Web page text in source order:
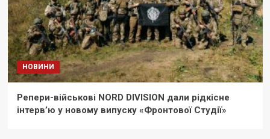
НОВИНИ
Репери-військові NORD DIVISION дали рідкісне
інтерв’ю у новому випуску «Фронтової Студії»